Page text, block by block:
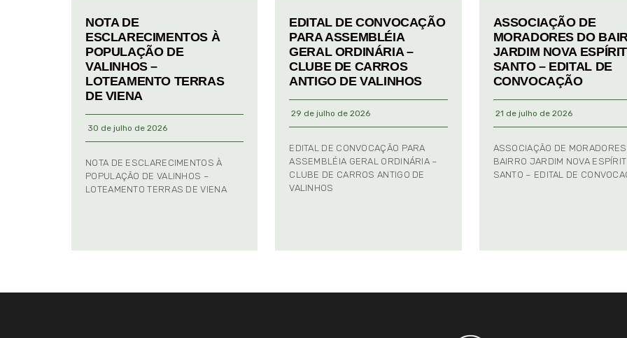
NOTA DE
ESCLARECIMENTOS À
POPULAÇÃO DE
VALINHOS –
LOTEAMENTO TERRAS
DE VIENA
30 de julho de 2026
NOTA DE ESCLARECIMENTOS À
POPULAÇÃO DE VALINHOS –
LOTEAMENTO TERRAS DE VIENA
EDITAL DE CONVOCAÇÃO
PARA ASSEMBLÉIA
GERAL ORDINÁRIA –
CLUBE DE CARROS
ANTIGO DE VALINHOS
29 de julho de 2026
EDITAL DE CONVOCAÇÃO PARA
ASSEMBLÉIA GERAL ORDINÁRIA –
CLUBE DE CARROS ANTIGO DE
VALINHOS
ASSOCIAÇÃO DE
MORADORES DO
JARDIM NOVA
SANTO – EDITAL DE
CONVOCAÇÃO
21 de julho de 2026
ASSOCIAÇÃO DE
BAIRRO JARDIM NOVA
SANTO – EDITAL DE